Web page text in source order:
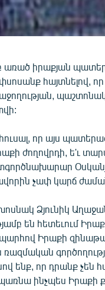
առած իրաքյան
հայտնելով,
որ այս
ժողովրդի, ե'ւ
չափ կարճ
Ձյունիկ
են հետեւում
Իրաքի
ռազմական
ենք, որ դրանք
ինչպես Իրաքի